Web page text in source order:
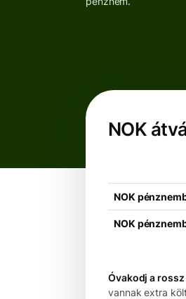
NOK
NOK
NOK
Óvakodj a
vannak extra